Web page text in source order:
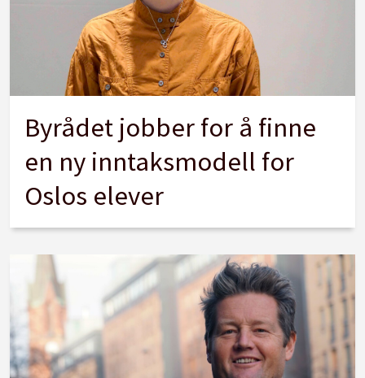
Byrådet jobber for å finne
en ny inntaksmodell for
Oslos elever